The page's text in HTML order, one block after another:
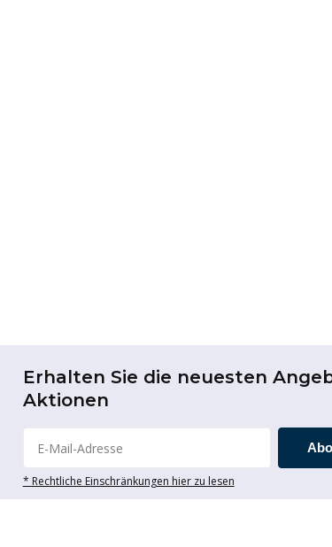
Erhalten Sie die neuesten
Aktionen
* Rechtliche Einschränkungen hier zu lesen